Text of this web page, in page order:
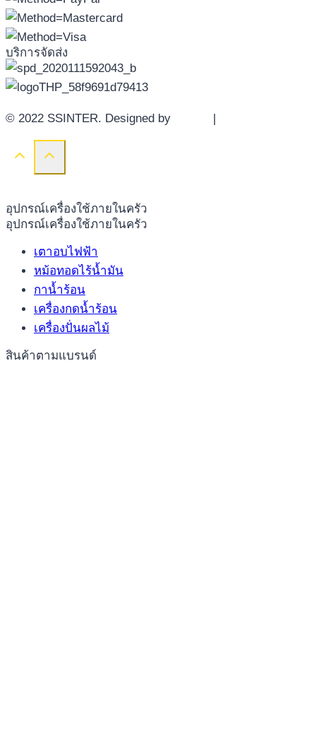
อุปกรณ์เครื่องใช้ภายในครัว
อุปกรณ์เครื่องใช้ภายในครัว
เตาอบไฟฟ้า
หม้อทอดไร้น้ำมัน
กาน้ำร้อน
เครื่องกดน้ำร้อน
เครื่องปั่นผลไม้
สินค้าตามแบรนด์
บริการจัดส่ง
© 2022 SSINTER. Designed by |